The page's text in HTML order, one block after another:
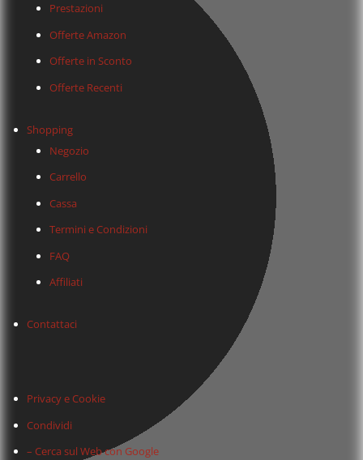
Prestazioni
Offerte Amazon
Offerte in Sconto
Offerte Recenti
Shopping
Negozio
Carrello
Cassa
Termini e Condizioni
FAQ
Affiliati
Contattaci
Privacy e Cookie
Condividi
– Cerca sul Web con Google